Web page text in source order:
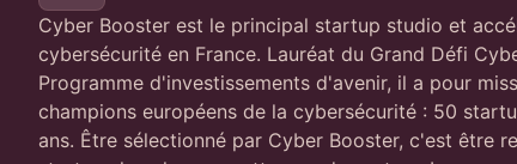
Cyber Booster est le principal startup studio et
cybersécurité en France. Lauréat du Grand Défi
Programme d'investissements d'avenir, il a pour
champions européens de la cybersécurité : 50
ans. Être sélectionné par Cyber Booster, c'est être